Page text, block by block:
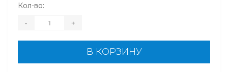
Кол-во:
- +
В КОРЗИНУ